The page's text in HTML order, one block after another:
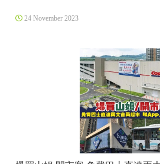
24 November 2023